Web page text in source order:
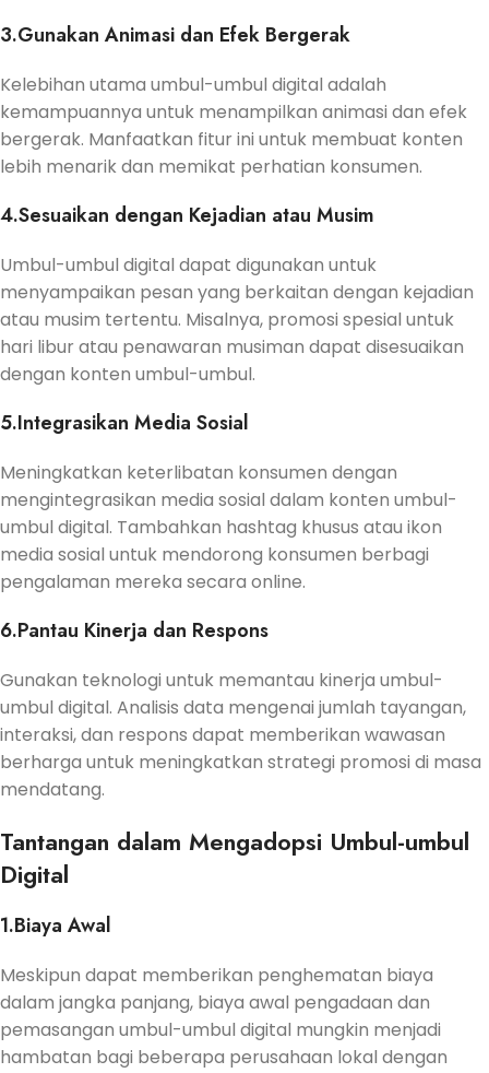
3.Gunakan Animasi dan Efek Bergerak
Kelebihan utama umbul-umbul digital adalah
kemampuannya untuk menampilkan animasi dan efek
bergerak. Manfaatkan fitur ini untuk membuat konten
lebih menarik dan memikat perhatian konsumen.
4.Sesuaikan dengan Kejadian atau Musim
Umbul-umbul digital dapat digunakan untuk
menyampaikan pesan yang berkaitan dengan kejadian
atau musim tertentu. Misalnya, promosi spesial untuk
hari libur atau penawaran musiman dapat disesuaikan
dengan konten umbul-umbul.
5.Integrasikan Media Sosial
Meningkatkan keterlibatan konsumen dengan
mengintegrasikan media sosial dalam konten umbul-
umbul digital. Tambahkan hashtag khusus atau ikon
media sosial untuk mendorong konsumen berbagi
pengalaman mereka secara online.
6.Pantau Kinerja dan Respons
Gunakan teknologi untuk memantau kinerja umbul-
umbul digital. Analisis data mengenai jumlah tayangan,
interaksi, dan respons dapat memberikan wawasan
berharga untuk meningkatkan strategi promosi di masa
mendatang.
Tantangan dalam Mengadopsi Umbul-umbul
Digital
1.Biaya Awal
Meskipun dapat memberikan penghematan biaya
dalam jangka panjang, biaya awal pengadaan dan
pemasangan umbul-umbul digital mungkin menjadi
hambatan bagi beberapa perusahaan lokal dengan